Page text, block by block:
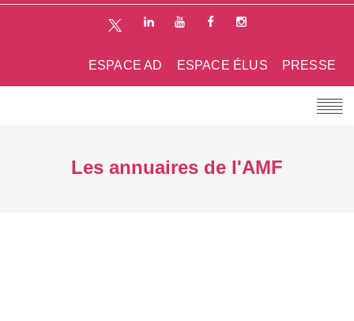
PRESSE
ESPACE ÉLUS
ESPACE AD
Les annuaires de l'AMF